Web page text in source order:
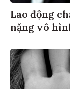
Lao động
nặng vô